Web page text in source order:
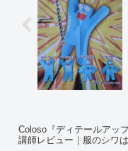
Coloso『ディテールアッ
講師レビュー｜服のシワ